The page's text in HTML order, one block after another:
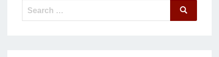
Search
Search